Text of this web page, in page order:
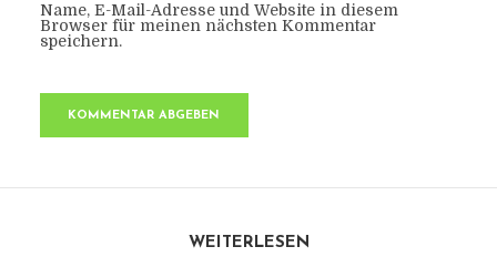
Name, E-Mail-Adresse und Website in diesem
Browser für meinen nächsten Kommentar
speichern.
WEITERLESEN